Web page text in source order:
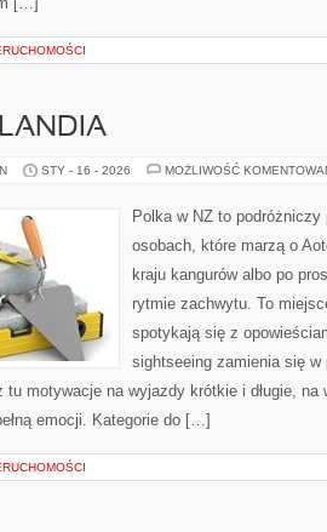
STY - 16 - 2026 MOŻLIWOŚĆ
Polka w NZ to
osobach, które marzą o
kraju kangurów albo po
rytmie zachwytu. To
spotykają się z
sightseeing zamienia się w
tu motywacje na wyjazdy krótkie i długie, na
emocji. Kategorie do […]